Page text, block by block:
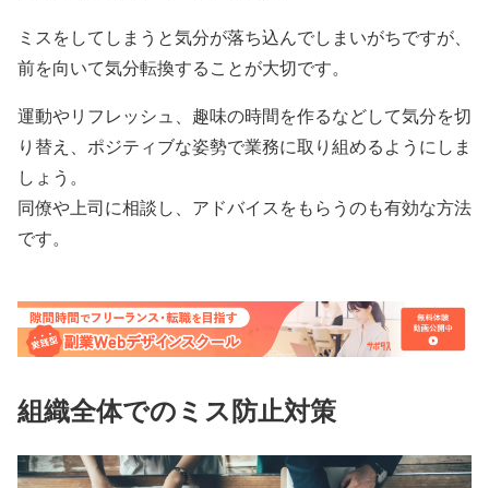
ミスをしてしまうと気分が落ち込んでしまいがちですが、
前を向いて気分転換することが大切です。
運動やリフレッシュ、趣味の時間を作るなどして気分を切
り替え、ポジティブな姿勢で業務に取り組めるようにしま
しょう。
同僚や上司に相談し、アドバイスをもらうのも有効な方法
です。
組織全体でのミス防止対策